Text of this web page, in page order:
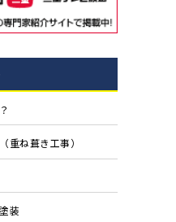
重ね葺き工事）
装